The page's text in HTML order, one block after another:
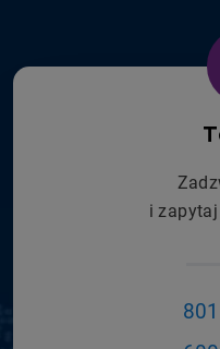
i zapytaj